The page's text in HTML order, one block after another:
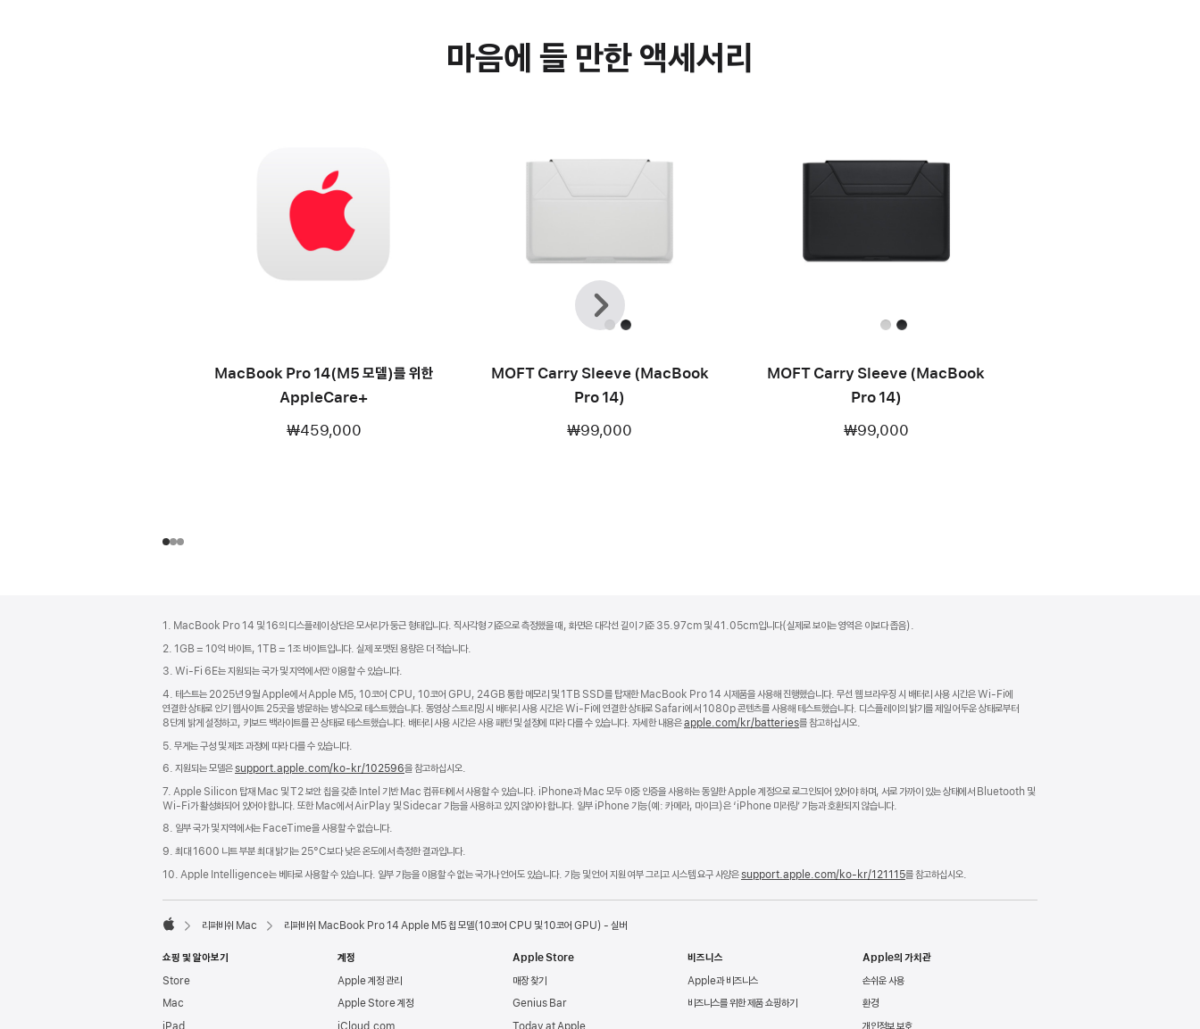
마음에 들 만한 액세서리
MacBook Pro 14(M5 모델)를 위한
AppleCare+
₩459,000
MOFT Carry Sleeve (MacBook
Pro 14)
₩99,000
MOFT Carry Sleeve (MacBook
Pro 14)
₩99,000
이전
다음
1. MacBook Pro 14 및 16의 디스플레이 상단은 모서리가 둥근 형태입니다. 직사각형 기준으로 측정했을 때, 화면은 대각선 길이 기준 35.97cm 및 41.05cm입니다(실제로 보이는 영역은 이보다 좁음).
2. 1GB = 10억 바이트, 1TB = 1조 바이트입니다. 실제 포맷된 용량은 더 적습니다.
3. Wi-Fi 6E는 지원되는 국가 및 지역에서만 이용할 수 있습니다.
4. 테스트는 2025년 9월 Apple에서 Apple M5, 10코어 CPU, 10코어 GPU, 24GB 통합 메모리 및 1TB SSD를 탑재한 MacBook Pro 14 시제품을 사용해 진행했습니다. 무선 웹 브라우징 시 배터리 사용 시간은 Wi-Fi에
연결한 상태로 인기 웹사이트 25곳을 방문하는 방식으로 테스트했습니다. 동영상 스트리밍 시 배터리 사용 시간은 Wi-Fi에 연결한 상태로 Safari에서 1080p 콘텐츠를 사용해 테스트했습니다. 디스플레이의 밝기를 제일 어두운 상태로부터
8단계 밝게 설정하고, 키보드 백라이트를 끈 상태로 테스트했습니다. 배터리 사용 시간은 사용 패턴 및 설정에 따라 다를 수 있습니다. 자세한 내용은apple.com/kr/batteries를 참고하십시오.
5. 무게는 구성 및 제조 과정에 따라 다를 수 있습니다.
6. 지원되는 모델은support.apple.com/ko-kr/102596을 참고하십시오.
7. Apple Silicon 탑재 Mac 및 T2 보안 칩을 갖춘 Intel 기반 Mac 컴퓨터에서 사용할 수 있습니다. iPhone과 Mac 모두 이중 인증을 사용하는 동일한 Apple 계정으로 로그인되어 있어야 하며, 서로 가까이 있는 상태에서 Bluetooth 및
Wi-Fi가 활성화되어 있어야 합니다. 또한 Mac에서 AirPlay 및 Sidecar 기능을 사용하고 있지 않아야 합니다. 일부 iPhone 기능(예: 카메라, 마이크)은 ‘iPhone 미러링’ 기능과 호환되지 않습니다.
8. 일부 국가 및 지역에서는 FaceTime을 사용할 수 없습니다.
9. 최대 1600 니트 부분 최대 밝기는 25°C보다 낮은 온도에서 측정한 결과입니다.
10. Apple Intelligence는 베타로 사용할 수 있습니다. 일부 기능을 이용할 수 없는 국가나 언어도 있습니다. 기능 및 언어 지원 여부 그리고 시스템 요구 사양은support.apple.com/ko-kr/121115를 참고하십시오.
리퍼비쉬 Mac 리퍼비쉬 MacBook Pro 14 Apple M5 칩 모델(10코어 CPU 및 10코어 GPU) - 실버
쇼핑 및 알아보기
Store
Mac
iPad
계정
Apple 계정 관리
Apple Store 계정
iCloud.com
Apple Store
매장 찾기
Genius Bar
Today at Apple
비즈니스
Apple과 비즈니스
비즈니스를 위한 제품 쇼핑하기
Apple의 가치관
손쉬운 사용
환경
개인정보 보호